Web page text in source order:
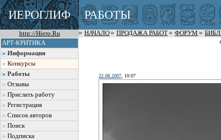
ИЕРОГЛИФ РАБОТЫ
http://Hiero.Ru НАЧАЛО ПРОДАЖА РАБОТ ФОРУМ
АРТ-КРИТИКА
Информация
Конкурсы
Работы
Отзывы
Прислать работу
Регистрация
Список авторов
Поиск
Подписка
22.08.2007 , 10:07